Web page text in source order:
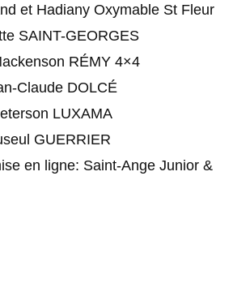
et Hadiany Oxymable St Fleur
SAINT-GEORGES
RÉMY 4×4
Claude DOLCÉ
LUXAMA
GUERRIER
en ligne: Saint-Ange Junior &